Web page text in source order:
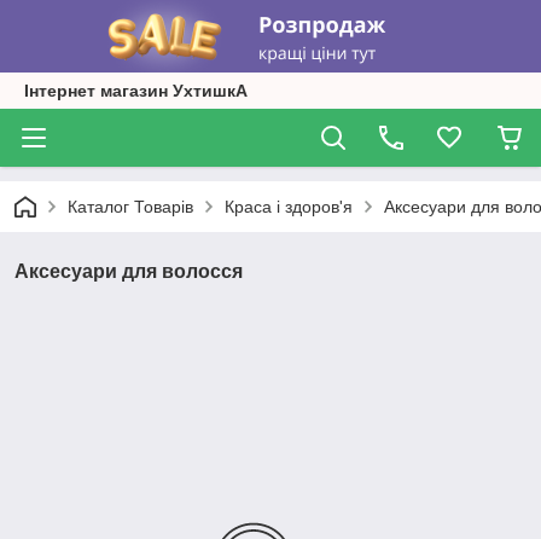
Інтернет магазин УхтишкА
Каталог Товарів Краса і здоров'я Аксесуари для
Аксесуари для волосся